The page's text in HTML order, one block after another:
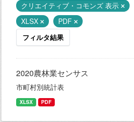
クリエイティブ・コモンズ 表示
XLSX
PDF
フィルタ結果
2020農林業センサス
市町村別統計表
XLSX PDF